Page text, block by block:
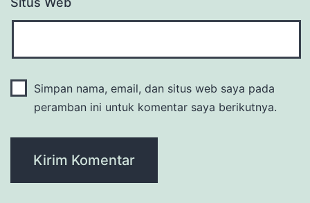
Simpan nama, email, dan situs web saya pada
peramban ini untuk komentar saya berikutnya.